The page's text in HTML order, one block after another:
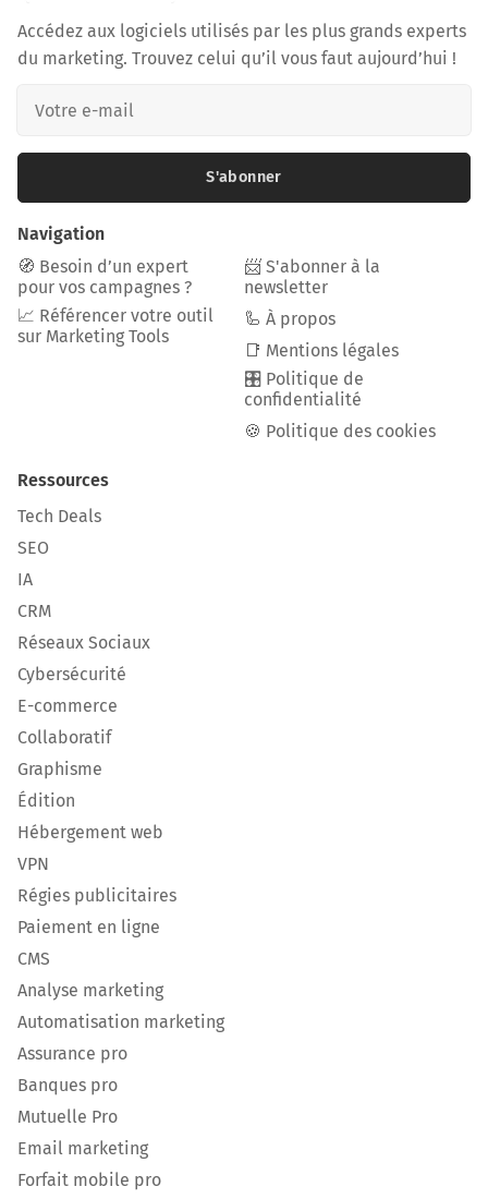
Accédez aux logiciels utilisés par les plus grands experts
du marketing. Trouvez celui qu’il vous faut aujourd’hui !
S'abonner
Navigation
🧭 Besoin d’un expert
pour vos campagnes ?
📈 Référencer votre outil
sur Marketing Tools
📨 S'abonner à la
newsletter
🦾 À propos
📑 Mentions légales
🎛️ Politique de
confidentialité
🍪 Politique des cookies
Ressources
Tech Deals
SEO
IA
CRM
Réseaux Sociaux
Cybersécurité
E-commerce
Collaboratif
Graphisme
Édition
Hébergement web
VPN
Régies publicitaires
Paiement en ligne
CMS
Analyse marketing
Automatisation marketing
Assurance pro
Banques pro
Mutuelle Pro
Email marketing
Forfait mobile pro